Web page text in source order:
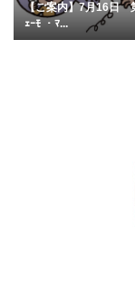
【ご案内】7月16日
ｪｰﾓ ・ﾏ...